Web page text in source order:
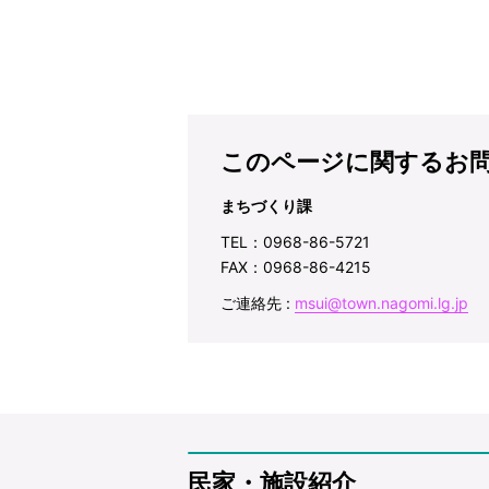
このページに関するお
まちづくり課
TEL：0968-86-5721
FAX：0968-86-4215
ご連絡先 : msui@town.nagomi.lg.jp
民家・施設紹介